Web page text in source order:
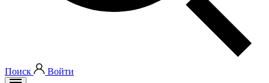
Поиск Войти